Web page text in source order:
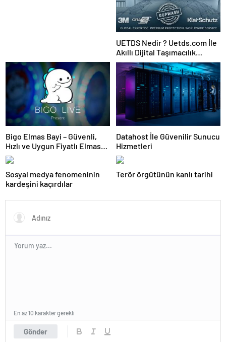
UETDS Nedir ? Uetds.com İle
Akıllı Dijital Taşımacılık
Yazılımı
Bigo Elmas Bayi – Güvenli,
Hızlı ve Uygun Fiyatlı Elmas
Satın Almanın Yeni Adresi
Datahost İle Güvenilir Sunucu
Hizmetleri
Sosyal medya fenomeninin
kardeşini kaçırdılar
Terör örgütünün kanlı tarihi
Gönder
En az 10 karakter gerekli